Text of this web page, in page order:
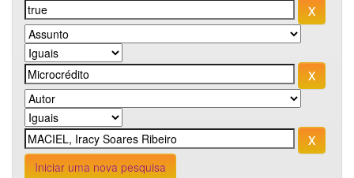
Iniciar uma nova pesquisa